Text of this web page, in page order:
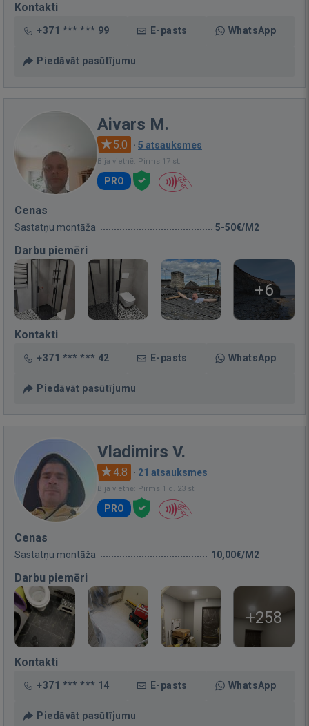
Kontakti
+371 *** *** 99 E-pasts WhatsApp
Piedāvāt pasūtījumu
Aivars M.
5.0 · 5 atsauksmes
Bija vietnē: Pirms 17 st.
PRO
Cenas
Sastatņu montāža 5-50€/M2
Darbu piemēri
+6
Kontakti
+371 *** *** 42 E-pasts WhatsApp
Piedāvāt pasūtījumu
Vladimirs V.
4.8 · 21 atsauksmes
Bija vietnē: Pirms 1 d. 23 st.
PRO
Cenas
Sastatņu montāža 10,00€/M2
Darbu piemēri
+258
Kontakti
+371 *** *** 14 E-pasts WhatsApp
Piedāvāt pasūtījumu